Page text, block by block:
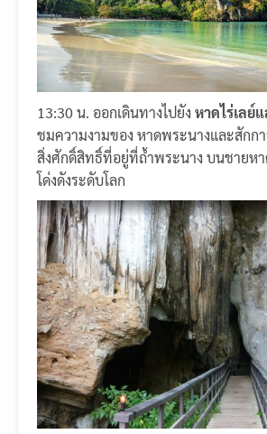
13:30 น. ออกเดินทางไปยัง หาดไร่เลย์
ชมความงามของ หาดพระนางและสักก
สิ่งศักดิ์สิทธิ์ที่อยู่ที่ถ้ำพระนาง บนชายห
โด่งดังระดับโลก